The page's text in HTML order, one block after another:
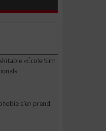
«École Slim
s’en prend